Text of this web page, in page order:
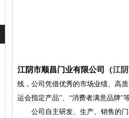
江阴市顺昌门业有限公司 （江
线，公司凭借优秀的市场业绩、高
运会指定产品”、“消费者满意品牌”
公司自主研发、生产、销售的门